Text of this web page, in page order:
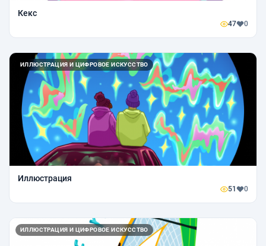
Кекс
47 0
ИЛЛЮСТРАЦИЯ И ЦИФРОВОЕ ИСКУССТВО
Иллюстрация
51 0
ИЛЛЮСТРАЦИЯ И ЦИФРОВОЕ ИСКУССТВО